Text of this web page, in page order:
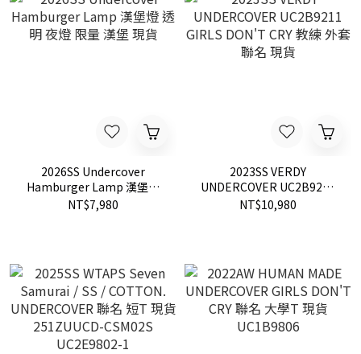
2026SS Undercover
Hamburger Lamp 漢堡燈
透明 夜燈 限量 漢堡 現貨
NT$7,980
2023SS VERDY
UNDERCOVER UC2B9211
GIRLS DON'T CRY 教練 外
NT$10,980